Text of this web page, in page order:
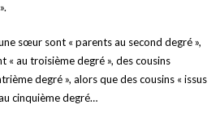
sœur sont « parents au second degré »,
« au troisième degré », des cousins
degré », alors que des cousins « issus
cinquième degré…